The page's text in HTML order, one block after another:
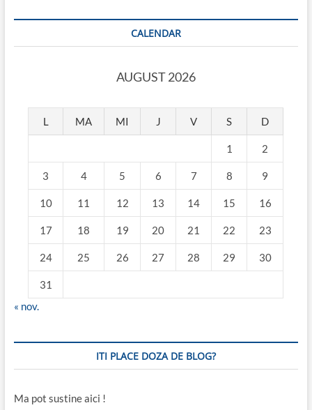
CALENDAR
AUGUST 2026
L MA MI J V S D
1 2
3 4 5 6 7 8 9
10 11 12 13 14 15 16
17 18 19 20 21 22 23
24 25 26 27 28 29 30
31
« nov.
ITI PLACE DOZA DE BLOG?
Ma pot sustine aici !